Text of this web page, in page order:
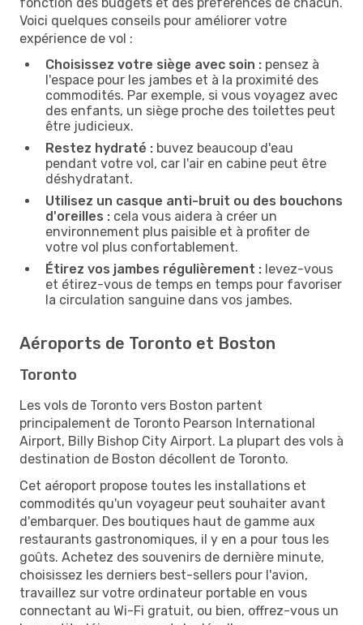
Voici quelques conseils pour améliorer votre
expérience de vol :
Choisissez votre siège avec soin : pensez à
l'espace pour les jambes et à la proximité des
commodités. Par exemple, si vous voyagez avec
des enfants, un siège proche des toilettes peut
être judicieux.
Restez hydraté : buvez beaucoup d'eau
pendant votre vol, car l'air en cabine peut être
déshydratant.
Utilisez un casque anti-bruit ou des bouchons
d'oreilles : cela vous aidera à créer un
environnement plus paisible et à profiter de
votre vol plus confortablement.
Étirez vos jambes régulièrement : levez-vous
et étirez-vous de temps en temps pour favoriser
la circulation sanguine dans vos jambes.
Aéroports de Toronto et Boston
Toronto
Les vols de Toronto vers Boston partent
principalement de Toronto Pearson International
Airport, Billy Bishop City Airport. La plupart des vols à
destination de Boston décollent de Toronto.
Cet aéroport propose toutes les installations et
commodités qu'un voyageur peut souhaiter avant
d'embarquer. Des boutiques haut de gamme aux
restaurants gastronomiques, il y en a pour tous les
goûts. Achetez des souvenirs de dernière minute,
choisissez les derniers best-sellers pour l'avion,
travaillez sur votre ordinateur portable en vous
connectant au Wi-Fi gratuit, ou bien, offrez-vous un